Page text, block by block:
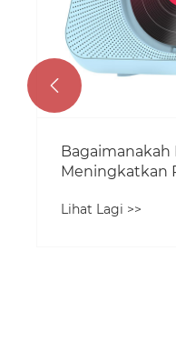
Meningkatkan
Lihat Lagi >>
